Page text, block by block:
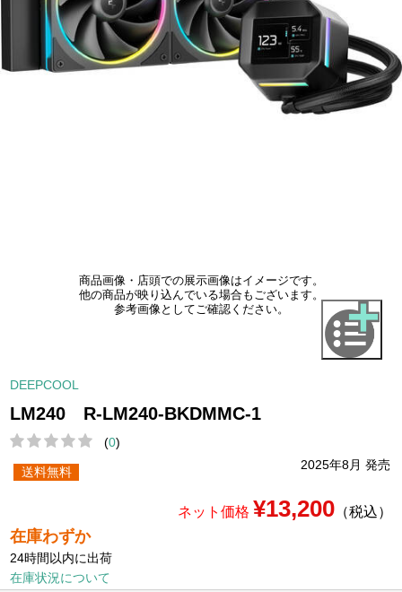
商品画像・店頭での展示画像はイメージです。
他の商品が映り込んでいる場合もございます。
参考画像としてご確認ください。
DEEPCOOL
LM240 R-LM240-BKDMMC-1
(0)
2025年8月 発売
送料無料
ネット価格 ¥13,200（税込）
在庫わずか
24時間以内に出荷
在庫状況について